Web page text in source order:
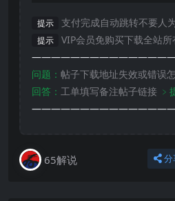
提示 支付完成自动跳转不要人
提示
VIP会员免购买下载全站
问题： 帖子下载地址失效或错误
回答： 工单填写备注帖子链接 ﹥
65解说 分